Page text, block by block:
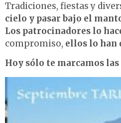
Tradiciones, fiestas y
cielo y pasar bajo el
Los patrocinadores lo
compromiso, ellos lo han
Hoy sólo te marcamos